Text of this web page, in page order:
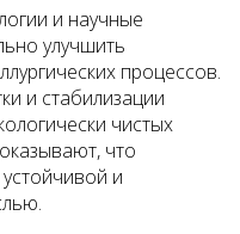
и научные
улучшить
процессов.
и стабилизации
чистых
что
и